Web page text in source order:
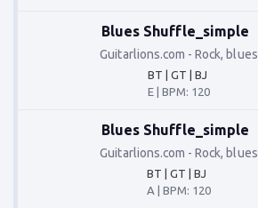
Blues Shuffle_simple
Guitarlions.com -Rock, blues
BT | GT | BJ
E| BPM: 120
Blues Shuffle_simple
Guitarlions.com -Rock, blues
BT | GT | BJ
A | BPM: 120